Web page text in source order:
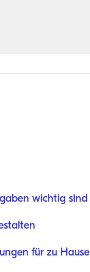
wichtig sind
für zu Hause